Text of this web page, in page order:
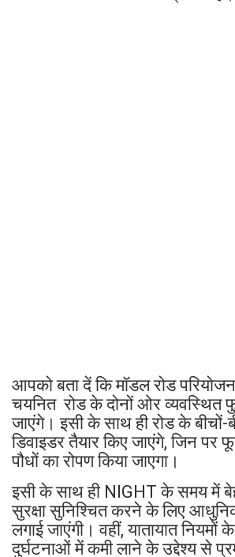
आपको बता दें कि मॉडल रोड
चयनित रोड के दोनों ओर व्यवस्थित
जाएंगे। इसी के साथ ही रोड के
डिवाइडर तैयार किए जाएंगे, जिन पर
पौधों का रोपण किया जाएगा।
इसी के साथ ही NIGHT के समय में
सुरक्षा सुनिश्चित करने के लिए
लगाई जाएंगी। वहीं, यातायात
दुर्घटनाओं में कमी लाने के उद्देश्य से